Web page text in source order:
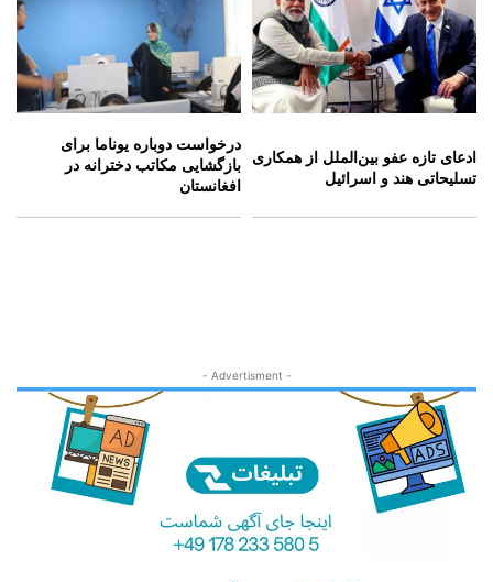
ادعای تازه عفو بین‌الملل از همکاری
تسلیحاتی هند و اسرائیل
درخواست دوباره یوناما برای
بازگشایی مکاتب دخترانه در
افغانستان
- Advertisment -